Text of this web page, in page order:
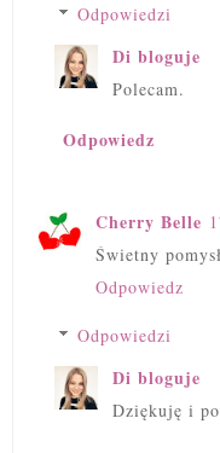
Odpowiedzi
Di bloguje
Polecam.
Odpowiedz
Cherry Belle
Świetny
Odpowiedz
Odpowiedzi
Di bloguje
Dziękuję i